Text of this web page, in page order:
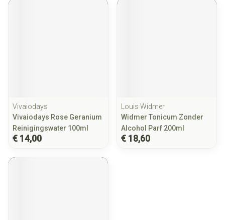
Vivaiodays
Vivaiodays Rose Geranium
Reinigingswater 100ml
€ 14,00
Louis Widmer
Widmer Tonicum Zonder
Alcohol Parf 200ml
€ 18,60